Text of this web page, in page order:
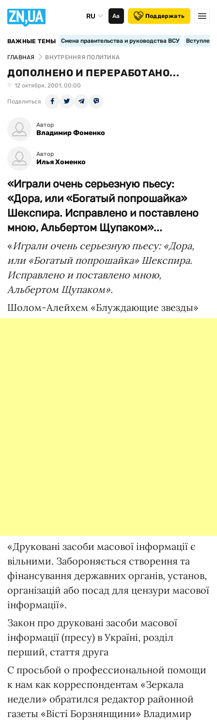
RU Аа Поддержать
ВАЖНЫЕ ТЕМЫ Смена правительства и руководства ВСУ
ГЛАВНАЯ ВНУТРЕННЯЯ ПОЛИТИКА
ДОПОЛНЕНО И ПЕРЕРАБОТАНО...
12 октября, 2001, 00:00
Поделиться
Автор
Владимир Фоменко
Автор
Илья Хоменко
«Играли очень серьезную пьесу:
«Дора, или «Богатый попрошайка»
Шекспира. Исправлено и поставлено
мною, Альбертом Щупаком»...
«Играли очень серьезную пьесу: «Дора,
или «Богатый попрошайка» Шекспира.
Исправлено и поставлено мною,
Альбертом Щупаком».
Шолом-Алейхем «Блуждающие звезды»
«Друковані засоби масової інформації є
вільними. Забороняється створення та
фінансування державних органів, установ,
організацій або посад для цензури масової
інформації».
Закон про друковані засоби масової
інформації (пресу) в Україні, розділ
перший, стаття друга
С просьбой о профессиональной помощи
к нам как корреспондентам «Зеркала
недели» обратился редактор районной
газеты «Вісті Борзнянщини» Владимир